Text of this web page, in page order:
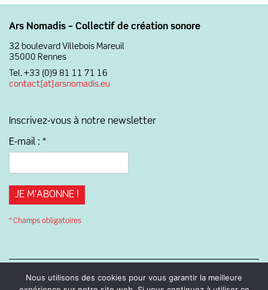
Ars Nomadis – Collectif de création sonore
32 boulevard Villebois Mareuil
35000 Rennes
Tel. +33 (0)9 81 11 71 16
contact[at]arsnomadis.eu
Inscrivez-vous à notre newsletter
E-mail : *
* Champs obligatoires
Nous utilisons des cookies pour vous garantir la meilleure